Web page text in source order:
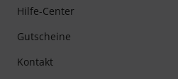
Hilfe-Center
Gutscheine
Kontakt